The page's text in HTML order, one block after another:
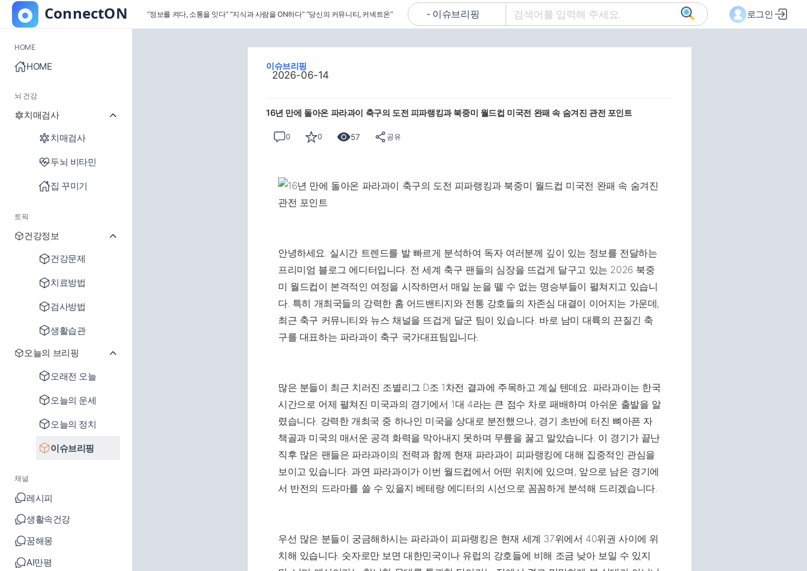
“정보를 켜다, 소통을 잇다” “지식과 사람을 ON하다” “당신의 커뮤니티, 커넥트온” 로그인
HOME
HOME
뇌 건강
치매검사
치매검사
두뇌 비타민
집 꾸미기
토픽
건강정보
건강문제
치료방법
검사방법
생활습관
오늘의 브리핑
오래전 오늘
오늘의 운세
오늘의 정치
이슈브리핑
채널
레시피
생활속건강
꿈해몽
AI만평
이슈브리핑
2026-06-14
16년 만에 돌아온 파라과이 축구의 도전 피파랭킹과 북중미 월드컵 미국전 완패 속 숨겨진 관전 포인트
0 0 57 공유
안녕하세요. 실시간 트렌드를 발 빠르게 분석하여 독자 여러분께 깊이 있는 정보를 전달하는
프리미엄 블로그 에디터입니다. 전 세계 축구 팬들의 심장을 뜨겁게 달구고 있는 2026 북중
미 월드컵이 본격적인 여정을 시작하면서 매일 눈을 뗄 수 없는 명승부들이 펼쳐지고 있습니
다. 특히 개최국들의 강력한 홈 어드밴티지와 전통 강호들의 자존심 대결이 이어지는 가운데,
최근 축구 커뮤니티와 뉴스 채널을 뜨겁게 달군 팀이 있습니다. 바로 남미 대륙의 끈질긴 축
구를 대표하는 파라과이 축구 국가대표팀입니다.
많은 분들이 최근 치러진 조별리그 D조 1차전 결과에 주목하고 계실 텐데요. 파라과이는 한국
시간으로 어제 펼쳐진 미국과의 경기에서 1대 4라는 큰 점수 차로 패배하며 아쉬운 출발을 알
렸습니다. 강력한 개최국 중 하나인 미국을 상대로 분전했으나, 경기 초반에 터진 뼈아픈 자
책골과 미국의 매서운 공격 화력을 막아내지 못하며 무릎을 꿇고 말았습니다. 이 경기가 끝난
직후 많은 팬들은 파라과이의 전력과 함께 현재 파라과이 피파랭킹에 대해 집중적인 관심을
보이고 있습니다. 과연 파라과이가 이번 월드컵에서 어떤 위치에 있으며, 앞으로 남은 경기에
서 반전의 드라마를 쓸 수 있을지 베테랑 에디터의 시선으로 꼼꼼하게 분석해 드리겠습니다.
우선 많은 분들이 궁금해하시는 파라과이 피파랭킹은 현재 세계 37위에서 40위권 사이에 위
치해 있습니다. 숫자로만 보면 대한민국이나 유럽의 강호들에 비해 조금 낮아 보일 수 있지